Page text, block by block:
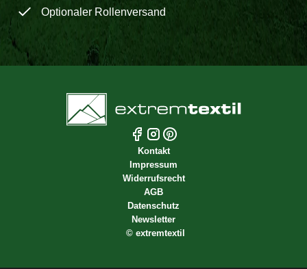
Optionaler Rollenversand
Kontakt
Impressum
Widerrufsrecht
AGB
Datenschutz
Newsletter
© extremtextil